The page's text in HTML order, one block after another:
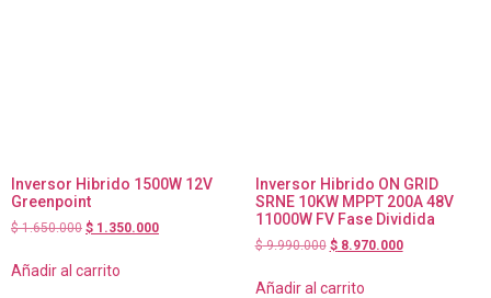
Inversor Hibrido 1500W 12V
Greenpoint
$1.650.000 $ 1.350.000
Añadir al carrito
Inversor Hibrido ON GRID
SRNE 10KW MPPT 200A 48V
11000W FV Fase Dividida
$9.990.000 $8.970.000
Añadir al carrito